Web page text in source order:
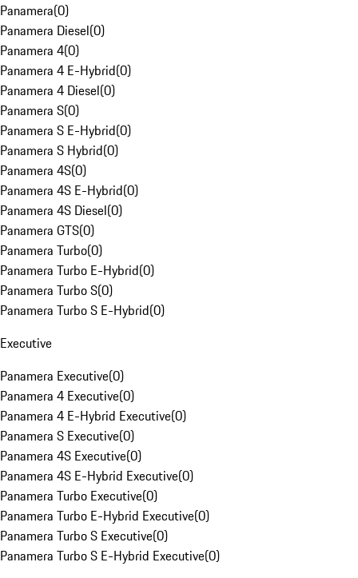
Panamera(0)
Panamera Diesel(0)
Panamera 4(0)
Panamera 4 E-Hybrid(0)
Panamera 4 Diesel(0)
Panamera S(0)
Panamera S E-Hybrid(0)
Panamera S Hybrid(0)
Panamera 4S(0)
Panamera 4S E-Hybrid(0)
Panamera 4S Diesel(0)
Panamera GTS(0)
Panamera Turbo(0)
Panamera Turbo E-Hybrid(0)
Panamera Turbo S(0)
Panamera Turbo S E-Hybrid(0)
Executive
Panamera Executive(0)
Panamera 4 Executive(0)
Panamera 4 E-Hybrid Executive(0)
Panamera S Executive(0)
Panamera 4S Executive(0)
Panamera 4S E-Hybrid Executive(0)
Panamera Turbo Executive(0)
Panamera Turbo E-Hybrid Executive(0)
Panamera Turbo S Executive(0)
Panamera Turbo S E-Hybrid Executive(0)